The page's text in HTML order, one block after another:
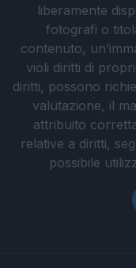
liberamente
fotografi o
contenuto,
violi diritti di
diritti, possono
valutazione, il
attribuito
relative a diritti,
possibile